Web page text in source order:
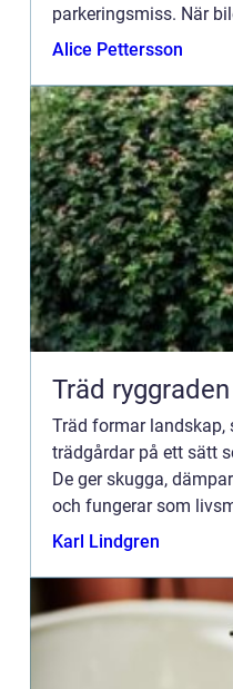
parkeringsmiss. När
många snabbt veta...
Alice Pettersson
Träd
Träd formar landskap,
trädgårdar på ett sätt
De ger skugga,
och fungerar som
smådjur. Samtidigt
Karl Lindgren